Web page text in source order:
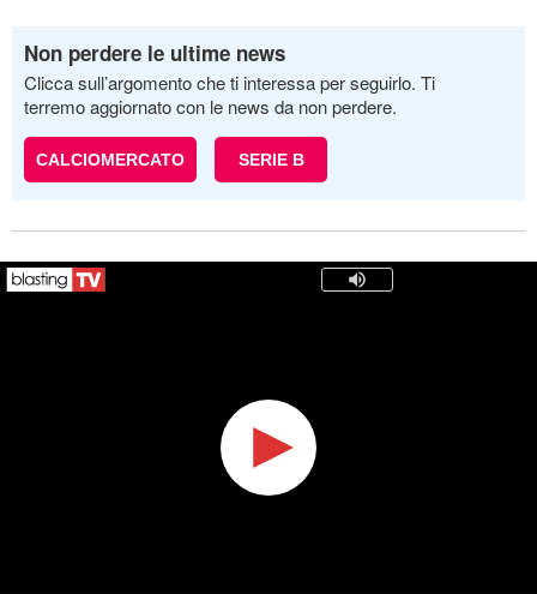
Non perdere le ultime news
Clicca sull’argomento che ti interessa per seguirlo. Ti
terremo aggiornato con le news da non perdere.
CALCIOMERCATO SERIE B